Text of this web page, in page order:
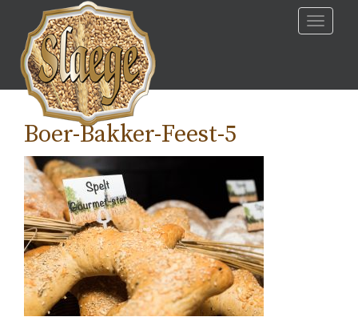
content
Toggle
Boer-Bakker-Feest-5